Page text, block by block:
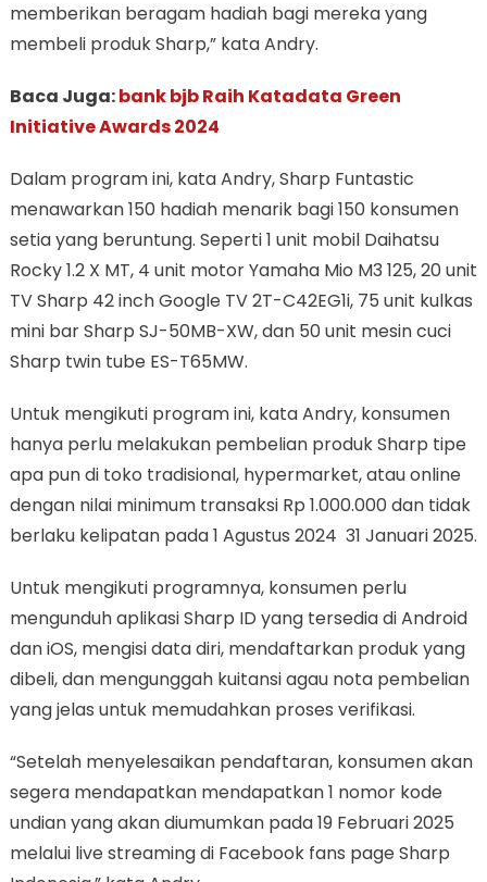
memberikan beragam hadiah bagi mereka yang
membeli produk Sharp,” kata Andry.
Baca Juga:bank bjb Raih Katadata Green
Initiative Awards 2024
Dalam program ini, kata Andry, Sharp Funtastic
menawarkan 150 hadiah menarik bagi 150 konsumen
setia yang beruntung. Seperti 1 unit mobil Daihatsu
Rocky 1.2 X MT, 4 unit motor Yamaha Mio M3 125, 20 unit
TV Sharp 42 inch Google TV 2T-C42EG1i, 75 unit kulkas
mini bar Sharp SJ-50MB-XW, dan 50 unit mesin cuci
Sharp twin tube ES-T65MW.
Untuk mengikuti program ini, kata Andry, konsumen
hanya perlu melakukan pembelian produk Sharp tipe
apa pun di toko tradisional, hypermarket, atau online
dengan nilai minimum transaksi Rp 1.000.000 dan tidak
berlaku kelipatan pada 1 Agustus 2024 31 Januari 2025.
Untuk mengikuti programnya, konsumen perlu
mengunduh aplikasi Sharp ID yang tersedia di Android
dan iOS, mengisi data diri, mendaftarkan produk yang
dibeli, dan mengunggah kuitansi agau nota pembelian
yang jelas untuk memudahkan proses verifikasi.
“Setelah menyelesaikan pendaftaran, konsumen akan
segera mendapatkan mendapatkan 1 nomor kode
undian yang akan diumumkan pada 19 Februari 2025
melalui live streaming di Facebook fans page Sharp